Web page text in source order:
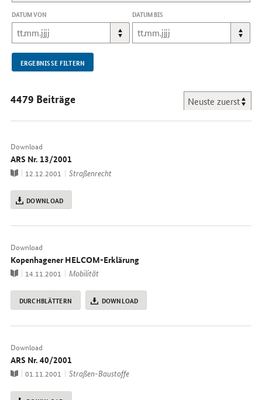
SEITE
NEU.
DATUM VON DATUM BIS
ERGEBNISSE FILTERN
4479 Beiträge
Download
ARS Nr. 13/2001
Publikation
12.12.2001 Thema
Straßenrecht
DOWNLOAD
Download
Kopenhagener HELCOM-Erklärung
Publikation
14.11.2001 Thema
Mobilität
DURCHBLÄTTERN DOWNLOAD
Download
ARS Nr. 40/2001
Publikation
01.11.2001 Thema
Straßen-Baustoffe